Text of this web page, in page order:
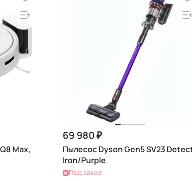
Max,
69 980 ₽
Пылесос Dyson Gen5 SV23
Iron/Purple
Под заказ